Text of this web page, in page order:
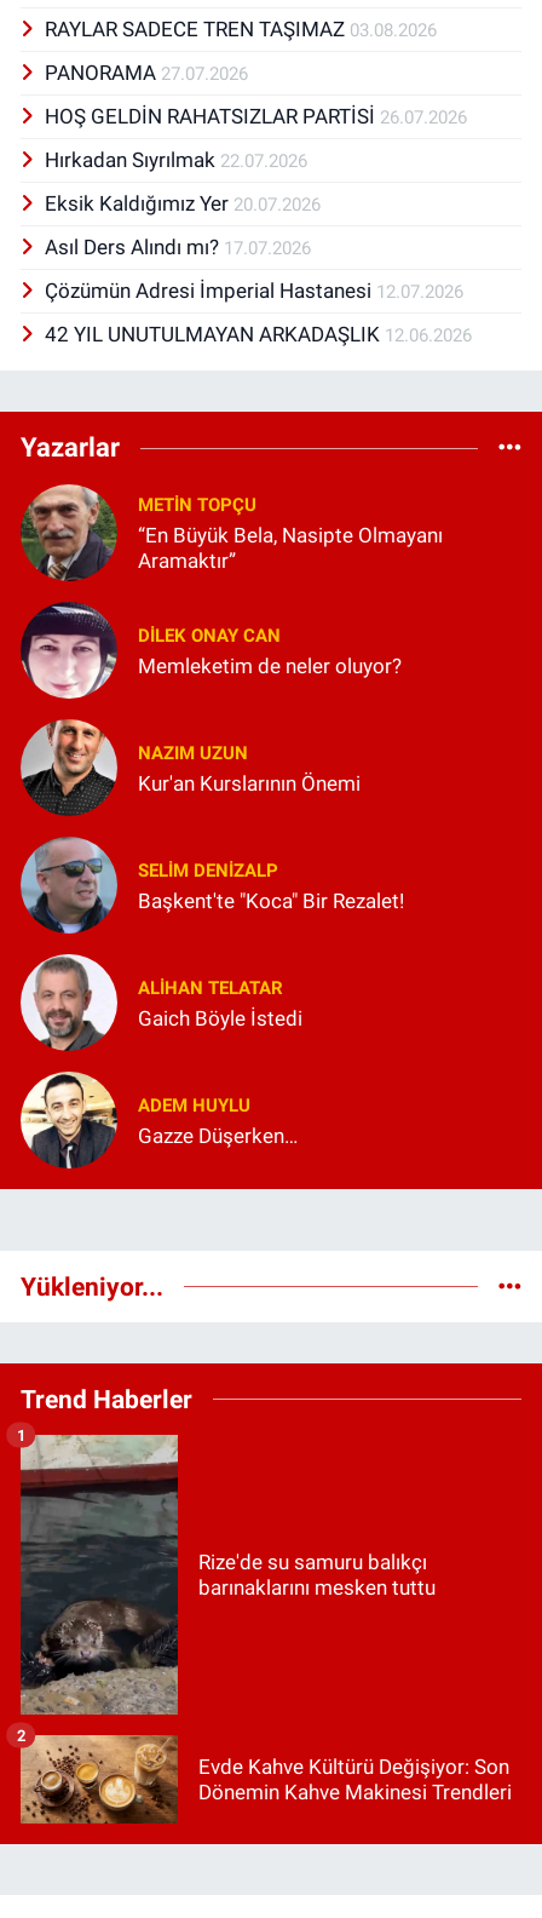
RAYLAR SADECE TREN TAŞIMAZ 03.08.2026
PANORAMA 27.07.2026
HOŞ GELDİN RAHATSIZLAR PARTİSİ 26.07.2026
Hırkadan Sıyrılmak 22.07.2026
Eksik Kaldığımız Yer 20.07.2026
Asıl Ders Alındı mı? 17.07.2026
Çözümün Adresi İmperial Hastanesi 12.07.2026
42 YIL UNUTULMAYAN ARKADAŞLIK 12.06.2026
Yazarlar
METIN TOPÇU
“En Büyük Bela, Nasipte Olmayanı
Aramaktır”
DILEK ONAY CAN
Memleketim de neler oluyor?
NAZIM UZUN
Kur'an Kurslarının Önemi
SELIM DENİZALP
Başkent'te "Koca" Bir Rezalet!
ALIHAN TELATAR
Gaich Böyle İstedi
ADEM HUYLU
Gazze Düşerken…
Yükleniyor...
Trend Haberler
Rize'de su samuru balıkçı
barınaklarını mesken tuttu
1
Evde Kahve Kültürü Değişiyor: Son
Dönemin Kahve Makinesi Trendleri
2